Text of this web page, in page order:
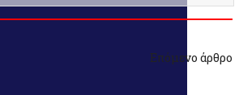
Επόμενο άρθρο